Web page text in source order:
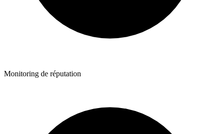
Monitoring de réputation